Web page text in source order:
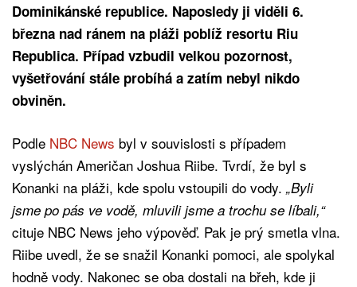
Dominikánské republice. Naposledy ji viděli 6.
března nad ránem na pláži poblíž resortu Riu
Republica. Případ vzbudil velkou pozornost,
vyšetřování stále probíhá a zatím nebyl nikdo
obviněn.
Podle NBC News byl v souvislosti s případem
vyslýchán Američan Joshua Riibe. Tvrdí, že byl s
Konanki na pláži, kde spolu vstoupili do vody. „Byli
jsme po pás ve vodě, mluvili jsme a trochu se líbali,“
cituje NBC News jeho výpověď. Pak je prý smetla vlna.
Riibe uvedl, že se snažil Konanki pomoci, ale spolykal
hodně vody. Nakonec se oba dostali na břeh, kde ji